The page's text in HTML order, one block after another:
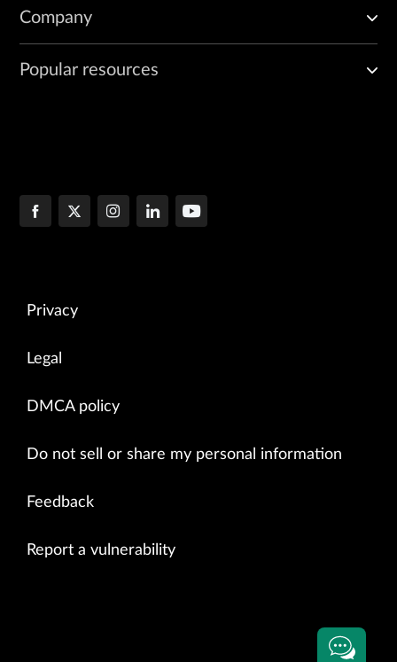
Company
Popular resources
Privacy
Legal
DMCA policy
Do not sell or share my personal information
Feedback
Report a vulnerability